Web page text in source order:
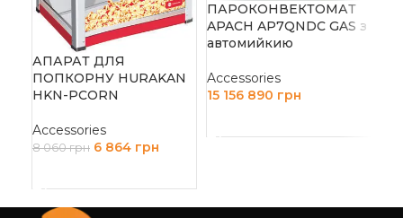
АПАРАТ ДЛЯ
ПОПКОРНУ HURAKAN
HKN-PCORN
Accessories
8 060грн 6 864 грн
ПАРОКОНВЕКТОМАТ
APACH AP7QNDC GAS з
автомийкию
Accessories
15 156 890 грн